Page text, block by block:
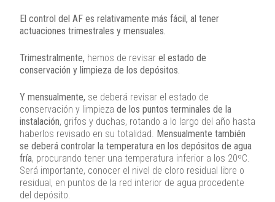
El control del AF es relativamente más fácil, al tener
actuaciones trimestrales y mensuales.
Trimestralmente, hemos de revisar el estado de
conservación y limpieza de los depósitos.
Y mensualmente, se deberá revisar el estado de
conservación y limpieza de los puntos terminales de la
instalación, grifos y duchas, rotando a lo largo del año hasta
haberlos revisado en su totalidad. Mensualmente también
se deberá controlar la temperatura en los depósitos de agua
fría, procurando tener una temperatura inferior a los 20ºC.
Será importante, conocer el nivel de cloro residual libre o
residual, en puntos de la red interior de agua procedente
del depósito.